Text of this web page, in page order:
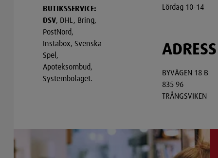
BUTIKSSERVICE:
DSV, DHL, Bring,
PostNord,
Instabox, Svenska
Spel,
Apoteksombud,
Systembolaget.
Lördag 10-14
ADRESS
BYVÄGEN 18 B
835 96
TRÅNGSVIKEN